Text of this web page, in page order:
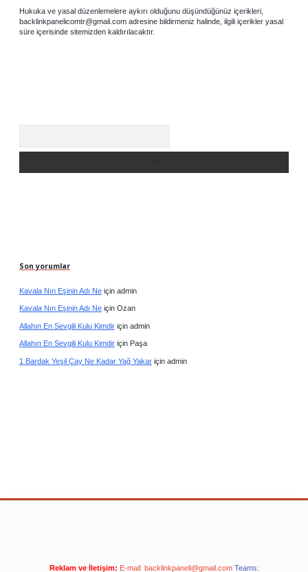
Hukuka ve yasal düzenlemelere aykırı olduğunu düşündüğünüz içerikleri,
backlinkpanelicomtr@gmail.com adresine bildirmeniz halinde, ilgili içerikler yasal
süre içerisinde sitemizden kaldırılacaktır.
Son yorumlar
Kavala Nın Eşinin Adı Ne için admin
Kavala Nın Eşinin Adı Ne için Ozan
Allahın En Sevgili Kulu Kimdir için admin
Allahın En Sevgili Kulu Kimdir için Paşa
1 Bardak Yeşil Çay Ne Kadar Yağ Yakar için admin
Reklam ve İletişim: E-mail: backlinkpaneli@gmail.com Teams: